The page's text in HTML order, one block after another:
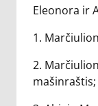
Eleonora ir
1.
2.
mašinraštis;